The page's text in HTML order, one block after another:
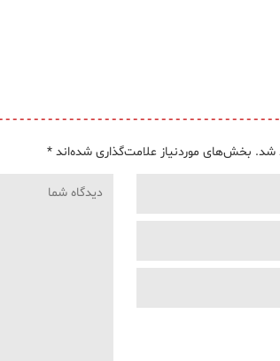
شد. بخش‌های موردنیاز علامت‌گذاری شده‌اند *